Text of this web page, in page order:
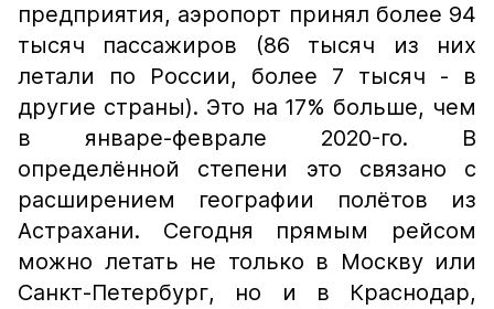
предприятия, аэропорт принял более 94
тысяч пассажиров (86 тысяч из них
летали по России, более 7 тысяч - в
другие страны). Это на 17% больше, чем
в январе-феврале 2020-го. В
определённой степени это связано с
расширением географии полётов из
Астрахани. Сегодня прямым рейсом
можно летать не только в Москву или
Санкт-Петербург, но и в Краснодар,